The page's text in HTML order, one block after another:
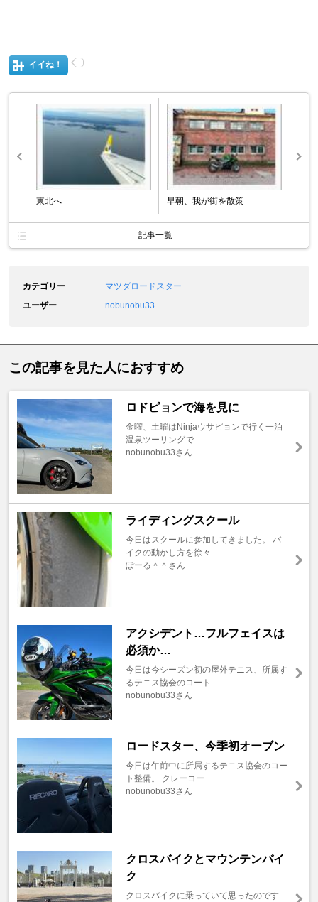
イイね！
東北へ 早朝、我が街を散策
記事一覧
カテゴリー
マツダロードスター
ユーザー
nobunobu33
この記事を見た人におすすめ
ロドピョンで海を見に
金曜、土曜はNinjaウサピョンで行く一泊
温泉ツーリングで ...
nobunobu33さん
ライディングスクール
今日はスクールに参加してきました。 バ
イクの動かし方を徐々 ...
ぽーる＾＾さん
アクシデント…フルフェイスは
必須か…
今日は今シーズン初の屋外テニス、所属す
るテニス協会のコート ...
nobunobu33さん
ロードスター、今季初オーブン
今日は午前中に所属するテニス協会のコー
ト整備。 クレーコー ...
nobunobu33さん
クロスバイクとマウンテンバイ
ク
クロスバイクに乗っていて思ったのです